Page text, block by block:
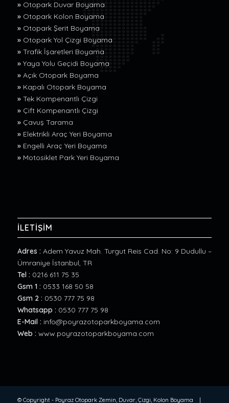
» Otopark Duvar Boyama
» Otopark Kolon Boyama
» Otopark Şerit Boyama
» Otopark Yol Çizgi Boyama
» Trafik İşaretleri Boyama
» Yaya Yolu Geçidi Boyama
» Açık Otopark Boyama
» Kapalı Otopark Boyama
» Tek Kompenantlı Çizgi
» Çift Kompenantlı Çizgi
» Çavuş Tarama
» Elektrikli Araç Yeri Boyama
» Engelli Araç Yeri Boyama
» Motosiklet Park Yeri Boyama
İLETİŞİM
Adres : Adem Yavuz Mah. Turgut Reis Cad. No: 9 Dudullu –
Ümraniye İstanbul, TR
Tel : 0216 611 75 35
Gsm 1 : 0533 168 50 58
Gsm 2 : 0530 777 75 98
Whatsapp : 0530 777 75 98
E-Mail : info@poyrazotoparkboyama.com
Web : www.poyrazotoparkboyama.com
© Copyright - Poyraz Otopark Zemin, Duvar, Çizgi, Kolon Boyama |